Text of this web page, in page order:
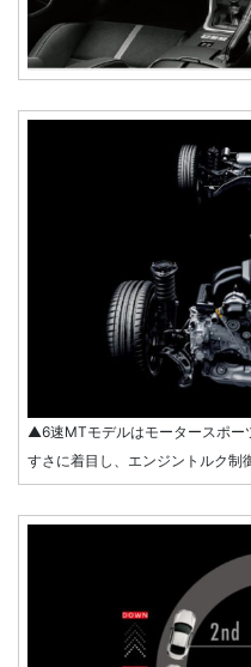
▲6速MTモデルはモータースポー
すさに着目し、エンジントルク制